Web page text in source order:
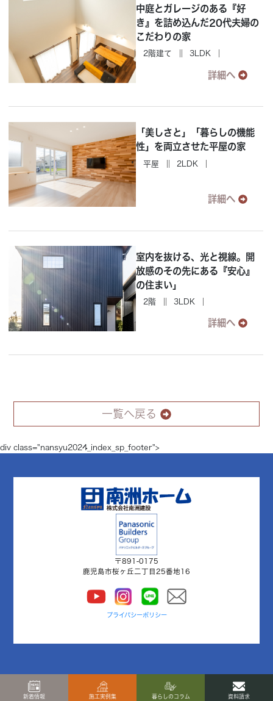
中庭とガレージのある『好
き』を詰め込んだ20代夫婦の
こだわりの家
2階建て 3LDK
詳細へ
「美しさと」「暮らしの機能
性」を両立させた平屋の家
平屋 2LDK
詳細へ
室内を抜ける、光と視線。開
放感のその先にある『安心』
の住まい」
2階 3LDK
詳細へ
一覧へ戻る
div class="nansyu2024_index_sp_footer">
〒891-0175
鹿児島市桜ヶ丘二丁目25番地16
プライバシーポリシー
新着情報 施工実例集 暮らしのコラム 資料請求